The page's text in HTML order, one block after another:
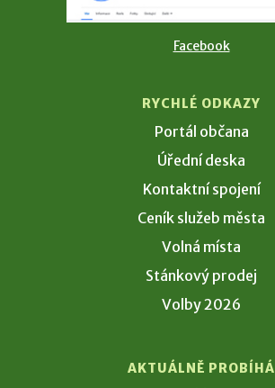
Facebook
RYCHLÉ ODKAZY
Portál občana
Úřední deska
Kontaktní spojení
Ceník služeb města
Volná místa
Stánkový prodej
Volby 2026
AKTUÁLNĚ PROBÍHÁ